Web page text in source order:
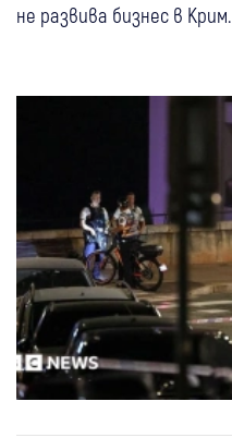
не развива бизнес в Крим.